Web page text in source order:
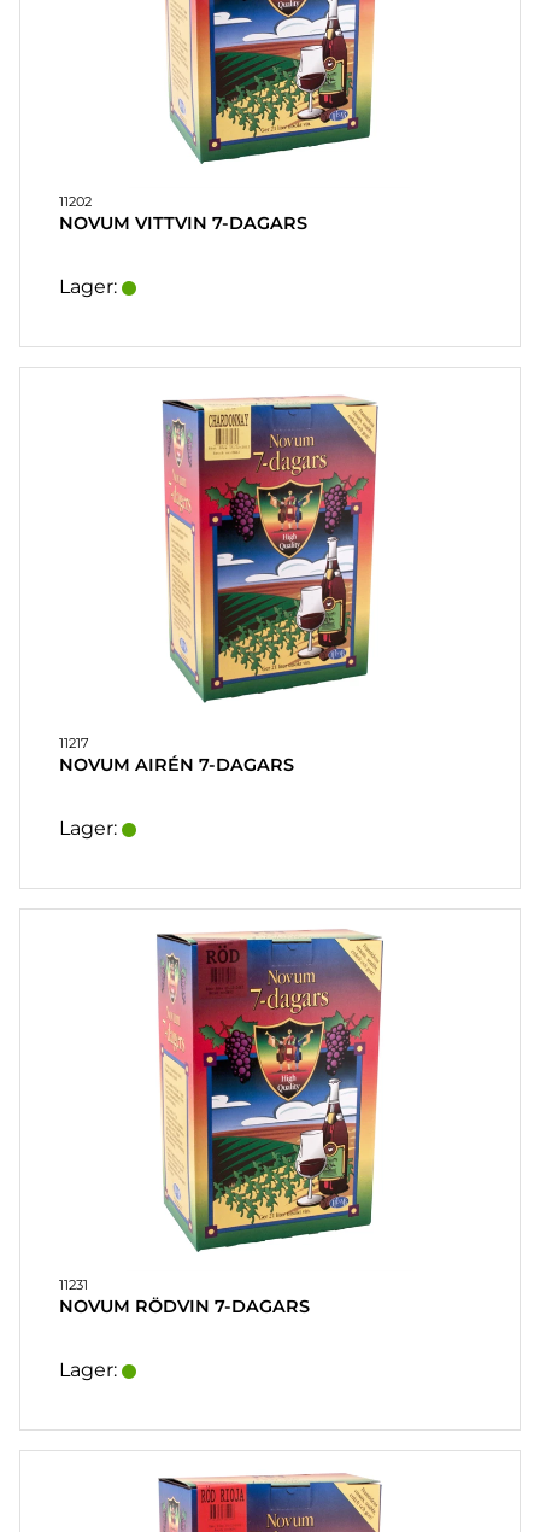
11202
NOVUM VITTVIN 7-DAGARS
Lager:
11217
NOVUM AIRÉN 7-DAGARS
Lager:
11231
NOVUM RÖDVIN 7-DAGARS
Lager: